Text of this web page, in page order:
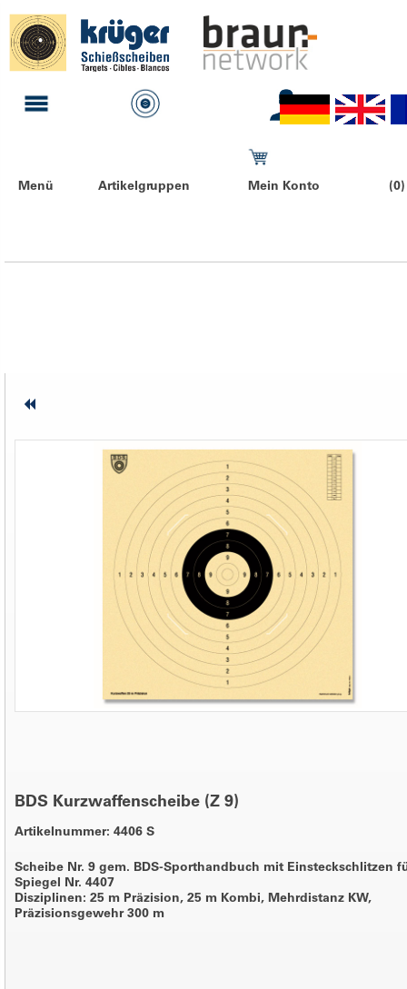
Menü Artikelgruppen Mein Konto
BDS Kurzwaffenscheibe (Z 9)
Artikelnummer: 4406 S
Scheibe Nr. 9 gem. BDS-Sporthandbuch mit Einsteckschlitzen
Spiegel Nr. 4407
Disziplinen: 25 m Präzision, 25 m Kombi, Mehrdistanz KW,
Präzisionsgewehr 300 m